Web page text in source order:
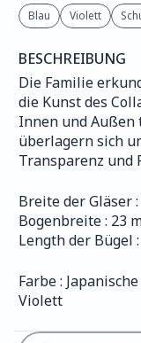
Blau Violett
BESCHREIBUNG
Die Familie
die Kunst des
Innen und Außen
überlagern sich
Transparenz und
Breite der Gläser :
Bogenbreite : 23
Length der Bügel
Farbe :
Violett